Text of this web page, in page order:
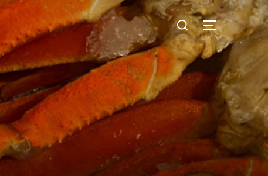
検
索
対
象:
サイドバー